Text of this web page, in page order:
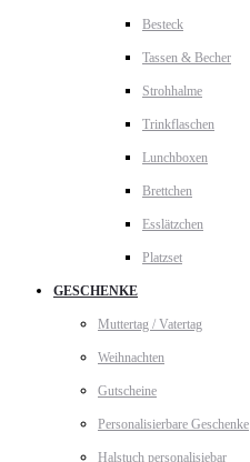
Besteck
Tassen & Becher
Strohhalme
Trinkflaschen
Lunchboxen
Brettchen
Esslätzchen
Platzset
GESCHENKE
Muttertag / Vatertag
Weihnachten
Gutscheine
Personalisierbare Geschenke
Halstuch personalisiebar